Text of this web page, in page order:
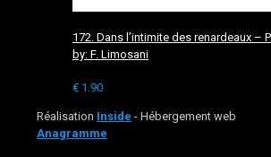
172. Dans l’intimite des renardeaux –
by: F. Limosani
€ 1.90
Réalisation Inside - Hébergement web
Anagramme